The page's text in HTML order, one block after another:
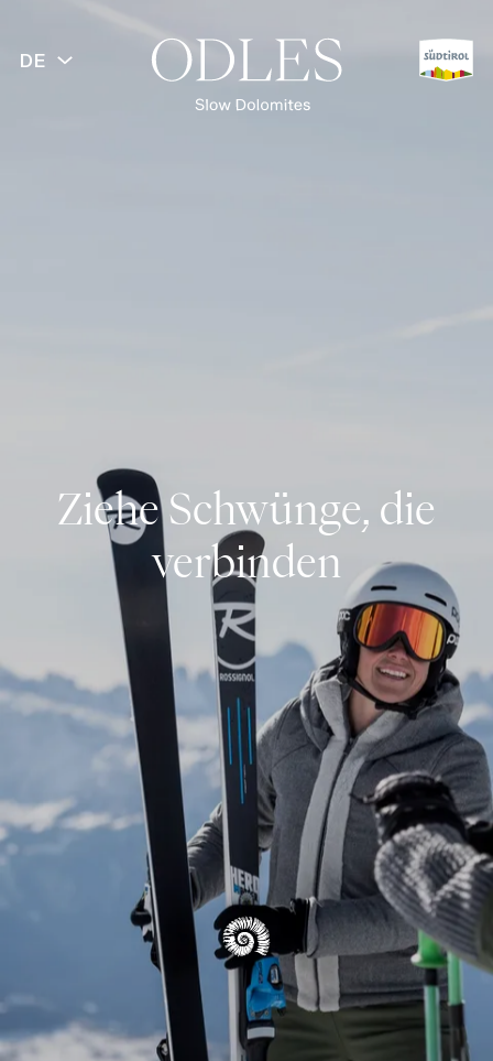
DE
Winter
Schneeschuhwandern & Skitouren
Langlaufen
Winterwandern & Rodeln
ÜBERSICHT WINTER
ÜBERSICHT ERLEBNISSE
Ziehe Schwünge, die
verbinden